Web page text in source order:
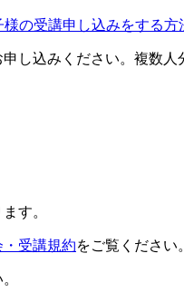
様の受講申し込みをする方
し込みください。複数人
す。
・受講規約をご覧ください。